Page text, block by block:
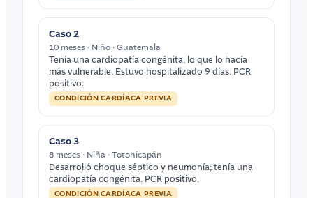
Caso 2
10 meses · Niño · Guatemala
Tenía una cardiopatía congénita, lo que lo hacía
más vulnerable. Estuvo hospitalizado 9 días. PCR
positivo.
CONDICIÓN CARDÍACA PREVIA
Caso 3
8 meses · Niña · Totonicapán
Desarrolló choque séptico y neumonía; tenía una
cardiopatía congénita. PCR positivo.
CONDICIÓN CARDÍACA PREVIA